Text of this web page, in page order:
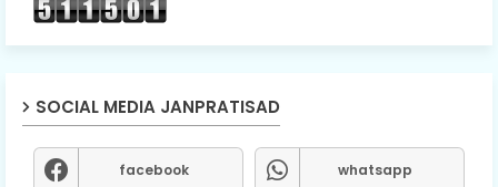
SOCIAL MEDIA JANPRATISAD
facebook whatsapp